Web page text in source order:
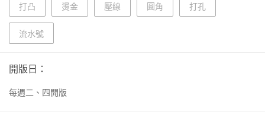
打凸 燙金 壓線 圓角 打孔
流水號
開版日：
每週二、四開版